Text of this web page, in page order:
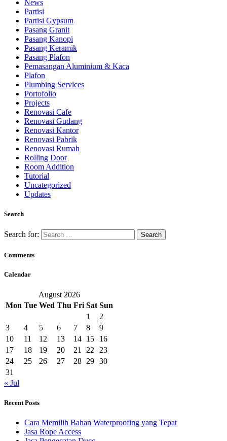
News
Partisi
Partisi Gypsum
Pasang Granit
Pasang Kanopi
Pasang Keramik
Pasang Plafon
Pemasangan Aluminium & Kaca
Plafon
Plumbing Services
Portofolio
Projects
Renovasi Cafe
Renovasi Gudang
Renovasi Kantor
Renovasi Pabrik
Renovasi Rumah
Rolling Door
Room Addition
Tutorial
Uncategorized
Updates
Search
Search for:
Comments
Calendar
August 2026
Mon Tue Wed Thu Fri Sat Sun
1
2
3
4 5 6 7 8
9
10
11 12 13 14 15
16
17
18 19 20 21 22
23
24
25 26 27 28 29 30
31
« Jul
Recent Posts
Cara Memilih Bahan Waterproofing yang Tepat
Jasa Rope Access